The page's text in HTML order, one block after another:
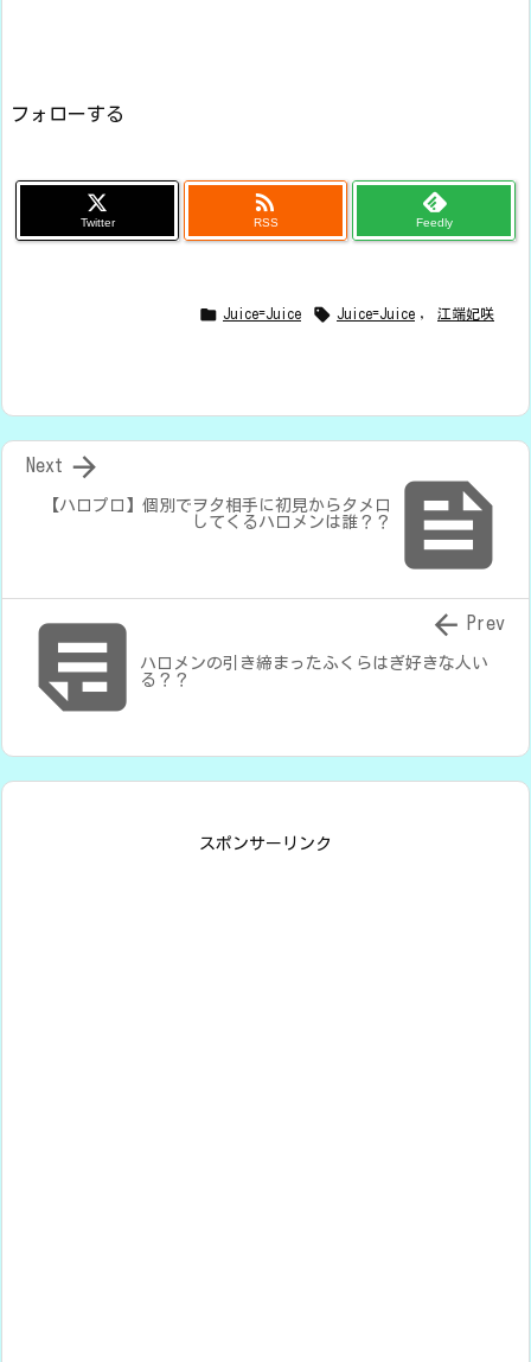
フォローする
Twitter

RSS Feedly
 Juice=Juice  Juice=Juice , 江端妃咲

【ハロプロ】個別でヲタ相手に初見からタメ口
してくるハロメンは誰？？

Next
ハロメンの引き締まったふくらはぎ好きな人い
る？？
 Prev
スポンサーリンク